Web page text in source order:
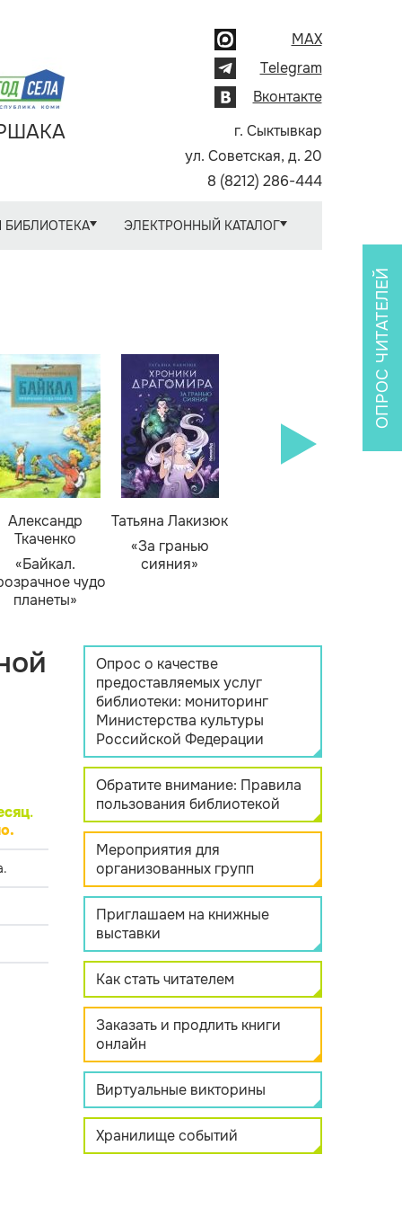
MAX
Telegram
Вконтакте
г. Сыктывкар
ул. Советская, д. 20
8 (8212) 286-444
БИБЛИОТЕКА ЭЛЕКТРОННЫЙ КАТАЛОГ
Александр
Ткаченко
«Байкал.
чудо
планеты»
Татьяна Лакизюк
«За гранью
сияния»
.
ОПРОС ЧИТАТЕЛЕЙ
Опрос о качестве
предоставляемых услуг
библиотеки: мониторинг
Министерства культуры
Российской Федерации
Обратите внимание: Правила
пользования библиотекой
Мероприятия для
организованных групп
Приглашаем на книжные
выставки
Как стать читателем
Заказать и продлить книги
онлайн
Виртуальные викторины
Хранилище событий